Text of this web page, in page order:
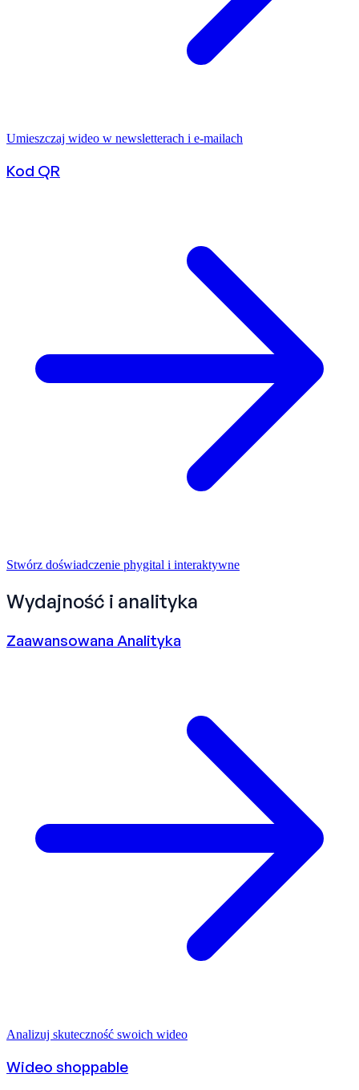
Umieszczaj wideo w newsletterach i e-mailach
Kod QR
Stwórz doświadczenie phygital i interaktywne
Wydajność i analityka
Zaawansowana Analityka
Analizuj skuteczność swoich wideo
Wideo shoppable